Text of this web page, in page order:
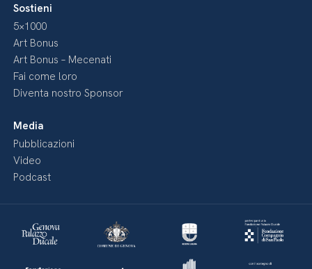
Sostieni
5×1000
Art Bonus
Art Bonus – Mecenati
Fai come loro
Diventa nostro Sponsor
Media
Pubblicazioni
Video
Podcast